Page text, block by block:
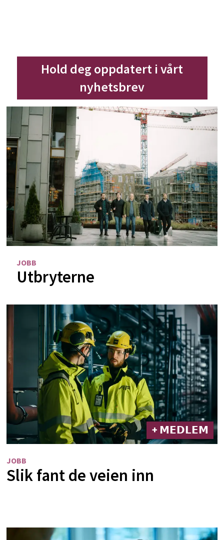
Hold deg oppdatert i vårt
nyhetsbrev
JOBB
Utbryterne
+ 𝗠𝗘𝗗𝗟𝗘𝗠
JOBB
Slik fant de veien inn